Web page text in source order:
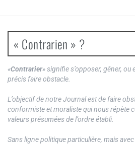
« Contrarien » ?
«Contrarier» signifie s’opposer, gêner, ou
précis faire obstacle.
L’objectif de notre Journal est de faire
conformiste et moraliste qui nous répète
valeurs présumées de l’ordre établi.
Sans ligne politique particulière, mais